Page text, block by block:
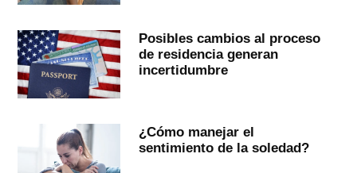
Posibles cambios al proceso
de residencia generan
incertidumbre
¿Cómo manejar el
sentimiento de la soledad?